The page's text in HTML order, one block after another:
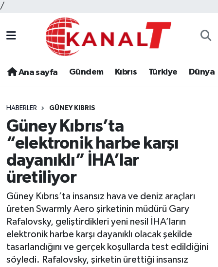
/
Ana sayfa Gündem Kıbrıs Türkiye Dünya
HABERLER GÜNEY KIBRIS
Güney Kıbrıs’ta
“elektronik harbe karşı
dayanıklı” İHA’lar
üretiliyor
Güney Kıbrıs’ta insansız hava ve deniz araçları
üreten Swarmly Aero şirketinin müdürü Gary
Rafalovsky, geliştirdikleri yeni nesil İHA’ların
elektronik harbe karşı dayanıklı olacak şekilde
tasarlandığını ve gerçek koşullarda test edildiğini
söyledi. Rafalovsky, şirketin ürettiği insansız